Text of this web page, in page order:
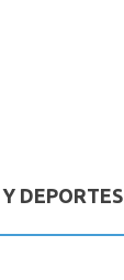
DEPORTES